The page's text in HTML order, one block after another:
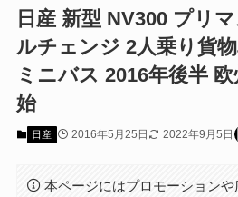
日産 新型 NV300 プリ
ルチェンジ 2人乗り貨
ミニバス 2016年後半
始
日産 2016年5月25日 2022年9月5日
本ページにはプロモーション